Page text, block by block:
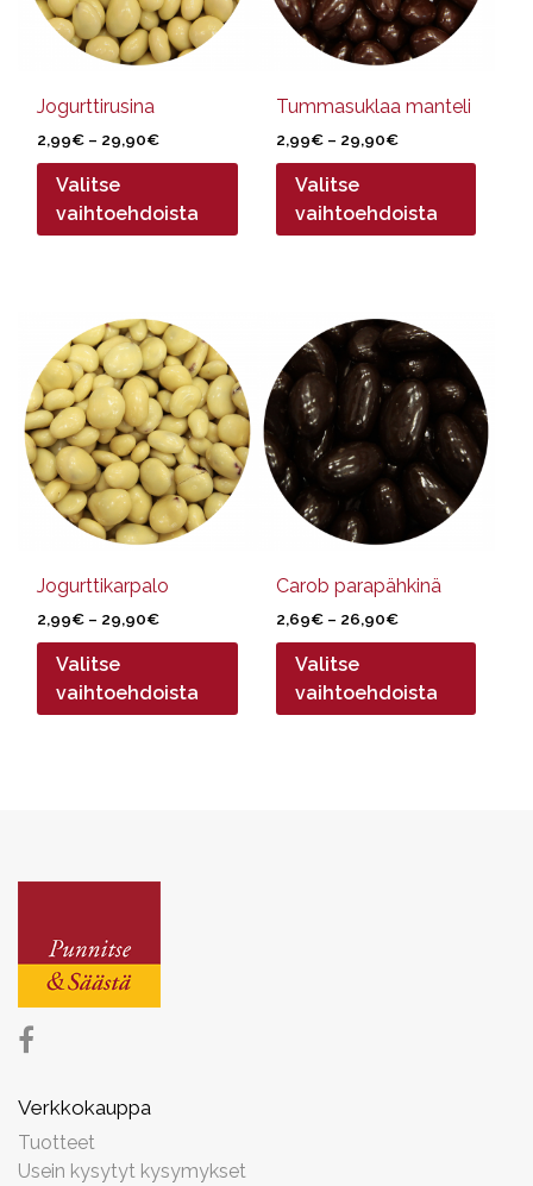
Jogurttirusina
2,99€ – 29,90€Hintaluokka:
2,99€
29,90€
Valitse
vaihtoehdoista
tehdä
valinnat
sivulla.
Tummasuklaa manteli
2,99€ – 29,90€Hintaluokka:
2,99€
29,90€
Valitse
vaihtoehdoista
tehdä
valinnat
sivulla.
Jogurttikarpalo
2,99€ – 29,90€Hintaluokka:
2,99€
29,90€
Valitse
vaihtoehdoista
tuotteella
on
useampi
muunnelma.
Voit
tehdä
valinnat
sivulla.
Carob parapähkinä
2,69€ – 26,90€Hintaluokka:
2,69€
26,90€
Valitse
vaihtoehdoista
tuotteella
on
useampi
muunnelma.
Voit
tehdä
valinnat
sivulla.
Verkkokauppa
Tuotteet
Usein kysytyt kysymykset